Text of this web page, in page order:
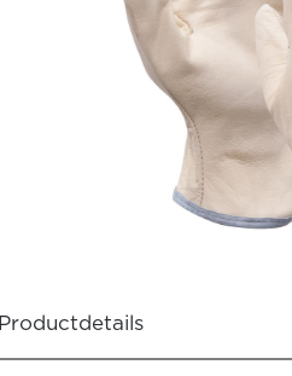
Productdetails